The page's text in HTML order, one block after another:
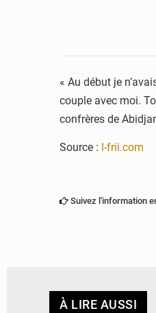
« Au début je
couple avec moi.
confrères de
Source : l-frii.com
Suivez l'information
À LIRE AUSSI